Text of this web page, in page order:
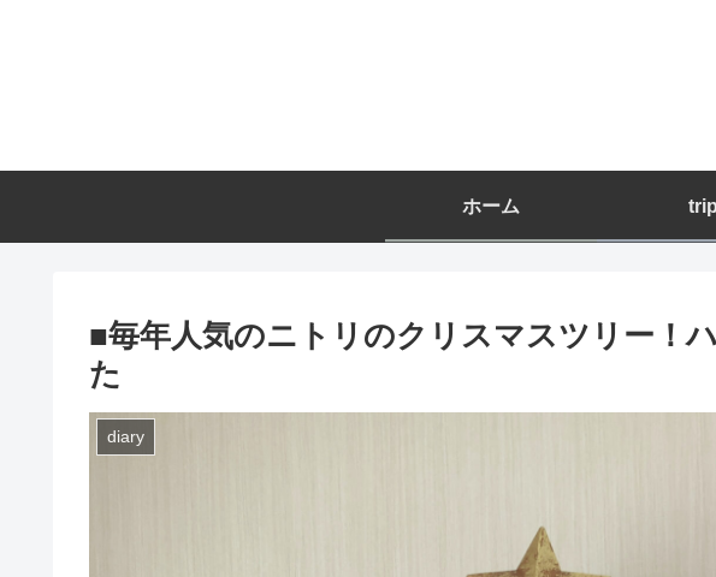
ホーム trip
■毎年人気のニトリのクリスマスツリー！
た
diary